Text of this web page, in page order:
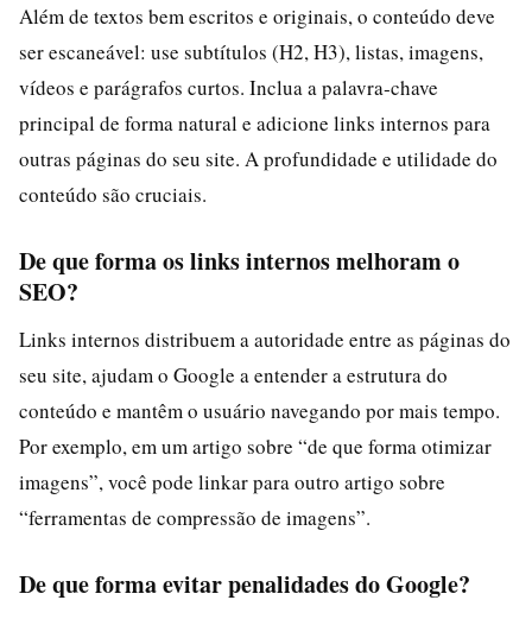
Além de textos bem escritos e originais, o conteúdo deve
ser escaneável: use subtítulos (H2, H3), listas, imagens,
vídeos e parágrafos curtos. Inclua a palavra‑chave
principal de forma natural e adicione links internos para
outras páginas do seu site. A profundidade e utilidade do
conteúdo são cruciais.
De que forma os links internos melhoram o
SEO?
Links internos distribuem a autoridade entre as páginas do
seu site, ajudam o Google a entender a estrutura do
conteúdo e mantêm o usuário navegando por mais tempo.
Por exemplo, em um artigo sobre “de que forma otimizar
imagens”, você pode linkar para outro artigo sobre
“ferramentas de compressão de imagens”.
De que forma evitar penalidades do Google?